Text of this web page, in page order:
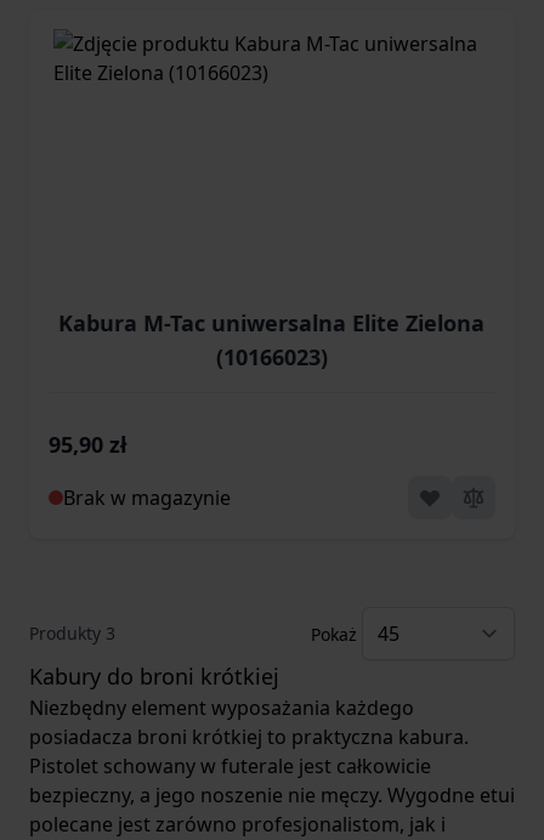
Kabura M-Tac uniwersalna Elite Zielona
(10166023)
95,90 zł
Brak w magazynie
Produkty 3 Pokaż
Kabury do broni krótkiej
Niezbędny element wyposażania każdego
posiadacza broni krótkiej to praktyczna kabura.
Pistolet schowany w futerale jest całkowicie
bezpieczny, a jego noszenie nie męczy. Wygodne etui
polecane jest zarówno profesjonalistom, jak i